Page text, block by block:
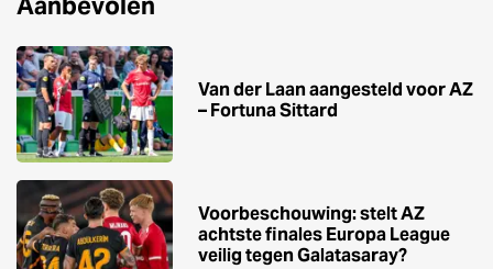
Van der Laan aangesteld voor AZ
– Fortuna Sittard
Voorbeschouwing: stelt AZ
achtste finales Europa League
veilig tegen Galatasaray?